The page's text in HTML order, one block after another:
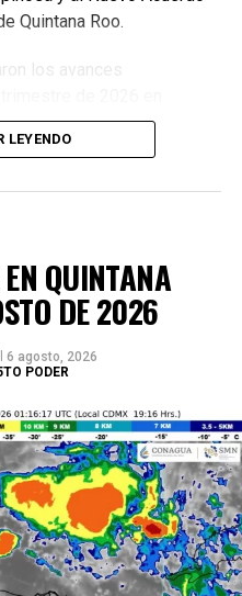
Quintana Roo.
los avances
cumplimiento de
del Sistema de
para atender áreas de
Interno de Control,
y la toma de
resultados de la evaluación
LEYENDO
QUINTANA
DE 2026
6 agosto, 2026
PODER